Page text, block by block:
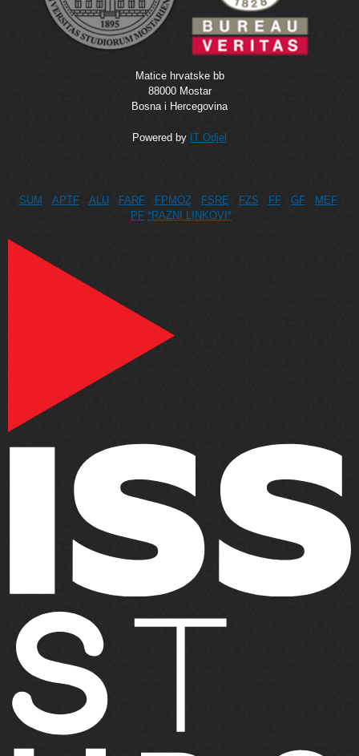
Matice hrvatske bb
88000 Mostar
Bosna i Hercegovina
Powered by IT Odjel
SUM APTF ALU FARF FPMOZ FSRE FZS FF GF
MEF
PF *RAZNI LINKOVI*